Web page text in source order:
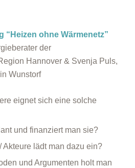
“Heizen ohne Wärmenetz”
der
Hannover & Svenja Puls,
Wunstorf
eignet sich eine solche
und finanziert man sie?
Akteure lädt man dazu ein?
und Argumenten holt man